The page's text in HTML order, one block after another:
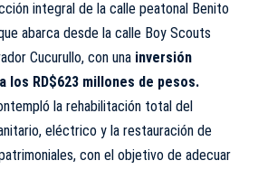
integral de la calle peatonal Benito
abarca desde la calle Boy Scouts
Cucurullo, con una inversión
los RD$623 millones de pesos.
la rehabilitación total del
eléctrico y la restauración de
con el objetivo de adecuar